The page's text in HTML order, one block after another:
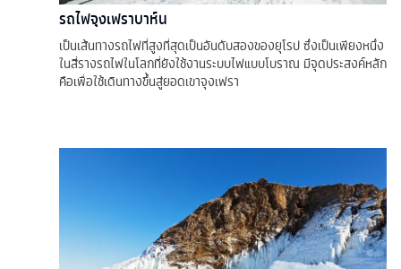
รถไฟจุงเฟราบาห์น
เป็นเส้นทางรถไฟที่สูงที่สุดเป็นอันดับสองของยุโรป ซึ่งเป็นเพียงหนึ่ง
ในสี่รางรถไฟในโลกที่ยังใช้งานระบบไฟแบบโบราณ มีจุดประสงค์หลัก
คือเพื่อใช้เดินทางขึ้นสู่ยอดเขาจุงเฟรา